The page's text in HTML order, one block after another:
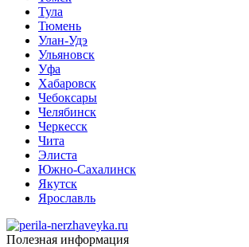
Тула
Тюмень
Улан-Удэ
Ульяновск
Уфа
Хабаровск
Чебоксары
Челябинск
Черкесск
Чита
Элиста
Южно-Сахалинск
Якутск
Ярославль
Полезная информация